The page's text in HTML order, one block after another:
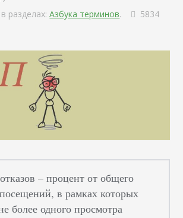
разделах: Азбука терминов. 5834
– процент от общего
в рамках которых
более одного просмотра